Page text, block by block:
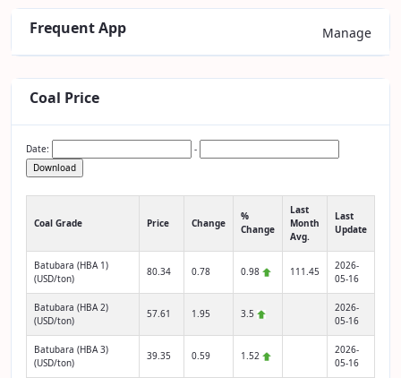
Frequent App Manage
Coal Price
Date:
-
Download
Coal Grade Price Change
%
Change
Last
Month
Avg.
Last
Update
Batubara (HBA 1)
(USD/ton)
80.34 0.78 0.98 111.45
2026-
05-16
Batubara (HBA 2)
(USD/ton)
57.61 1.95 3.5
2026-
05-16
Batubara (HBA 3)
(USD/ton)
39.35 0.59 1.52
2026-
05-16